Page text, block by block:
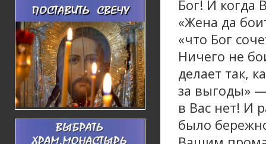
Бог! И когда
«Жена да
«что Бог
Ничего не
делает так,
за выгоды»
в Вас нет! И
было